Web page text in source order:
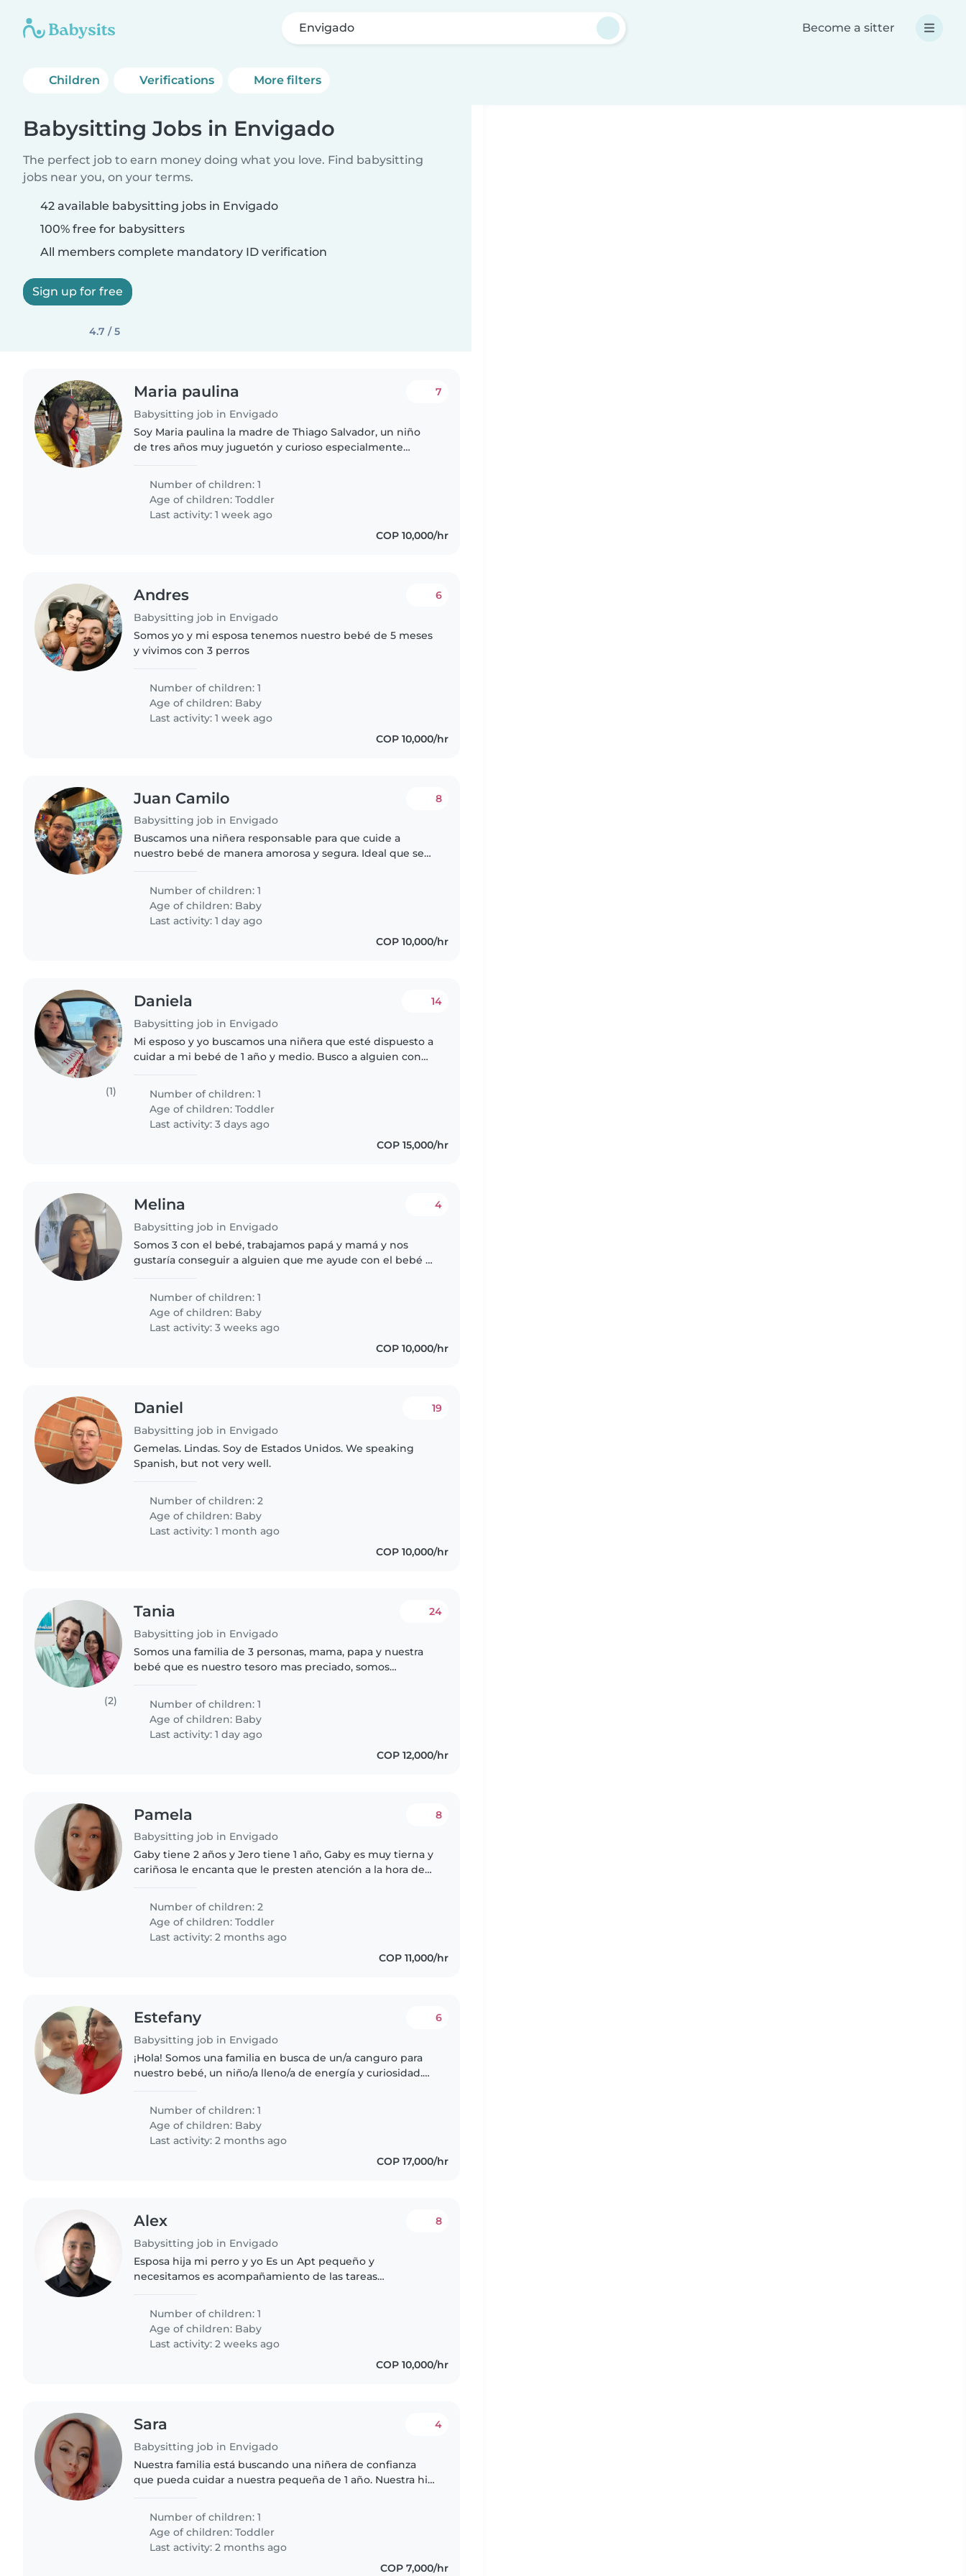
Envigado Become a sitter
Children Verifications More filters
Babysitting Jobs in Envigado
The perfect job to earn money doing what you love. Find babysitting
jobs near you, on your terms.
42 available babysitting jobs in Envigado
100% free for babysitters
All members complete mandatory ID verification
Sign up for free
4.7 / 5
Maria paulina
Babysitting job in Envigado
7
Soy Maria paulina la madre de Thiago Salvador, un niño
de tres años muy juguetón y curioso especialmente
Cuando él está dormido..
Number of children: 1
Age of children:Toddler
Last activity: 1 week ago
COP 10,000/hr
Andres
Babysitting job in Envigado
6
Somos yo y mi esposa tenemos nuestro bebé de 5 meses
y vivimos con 3 perros
Number of children: 1
Age of children: Baby
Last activity: 1 week ago
COP 10,000/hr
Juan Camilo
Babysitting job in Envigado
8
Buscamos una niñera responsable para que cuide a
nuestro bebé de manera amorosa y segura. Ideal que se
hogar en nuestro hogar.
Number of children: 1
Age of children: Baby
Last activity: 1 day ago
COP 10,000/hr
(1)
Daniela
Babysitting job in Envigado
14
Mi esposo y yo buscamos una niñera que esté dispuesto a
cuidar a mi bebé de 1 año y medio. Busco a alguien con
Number of children: 1
Age of children:Toddler
Last activity: 3 days ago
COP 15,000/hr
Melina
Babysitting job in Envigado
4
Somos 3 con el bebé, trabajamos papá y mamá y nos
gustaría conseguir a alguien que me ayude con el bebé 2
juegue también
Number of children: 1
Age of children: Baby
Last activity: 3 weeks ago
COP 10,000/hr
Daniel
Babysitting job in Envigado
19
Gemelas. Lindas. Soy de Estados Unidos. We speaking
Spanish, but not very well.
Number of children: 2
Age of children: Baby
Last activity: 1 month ago
COP 10,000/hr
(2)
Tania
Babysitting job in Envigado
24
Somos una familia de 3 personas, mama, papa y nuestra
bebé que es nuestro tesoro mas preciado, somos
Number of children: 1
Age of children: Baby
Last activity: 1 day ago
COP 12,000/hr
Pamela
Babysitting job in Envigado
8
Gaby tiene 2 años y Jero tiene 1 año, Gaby es muy tierna y
cariñosa le encanta que le presten atención a la hora de
conoce es muy..
Number of children: 2
Age of children:Toddler
Last activity: 2 months ago
COP 11,000/hr
Estefany
Babysitting job in Envigado
6
¡Hola! Somos una familia en busca de un/a canguro para
nuestro bebé, un niño/a lleno/a de energía y curiosidad.
cocinando y que pueda..
Number of children: 1
Age of children: Baby
Last activity: 2 months ago
COP 17,000/hr
Alex
Babysitting job in Envigado
8
Esposa hija mi perro y yo Es un Apt pequeño y
necesitamos es acompañamiento de las tareas
Number of children: 1
Age of children: Baby
Last activity: 2 weeks ago
COP 10,000/hr
Sara
Babysitting job in Envigado
4
Nuestra familia está buscando una niñera de confianza
que pueda cuidar a nuestra pequeña de 1 año. Nuestra hija
alguien que pueda..
Number of children: 1
Age of children:Toddler
Last activity: 2 months ago
COP 7,000/hr